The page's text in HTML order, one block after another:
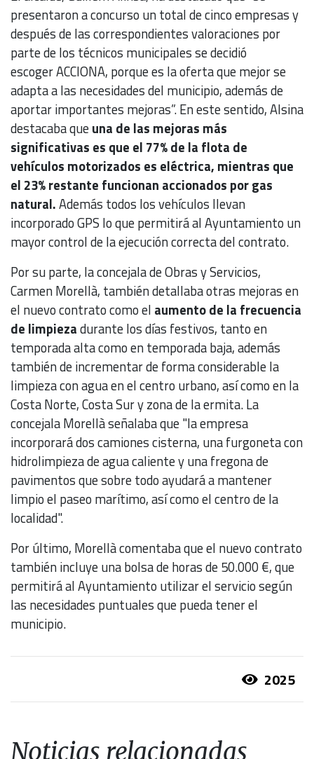
presentaron a concurso un total de cinco empresas y
después de las correspondientes valoraciones por
parte de los técnicos municipales se decidió
escoger ACCIONA, porque es la oferta que mejor se
adapta a las necesidades del municipio, además de
aportar importantes mejoras”. En este sentido, Alsina
destacaba queuna de las mejoras más
significativas es que el 77% de la flota de
vehículos motorizados es eléctrica, mientras que
el 23% restante funcionan accionados por gas
natural.Además todos los vehículos llevan
incorporado GPS lo que permitirá al Ayuntamiento un
mayor control de la ejecución correcta del contrato.
Por su parte, la concejala de Obras y Servicios,
Carmen Morellà, también detallaba otras mejoras en
el nuevo contrato como el aumento de la frecuencia
de limpiezadurante los días festivos, tanto en
temporada alta como en temporada baja, además
también de incrementar de forma considerable la
limpieza con agua en el centro urbano, así como en la
Costa Norte, Costa Sur y zona de la ermita. La
concejala Morellà señalaba que "la empresa
incorporará dos camiones cisterna, una furgoneta con
hidrolimpieza de agua caliente y una fregona de
pavimentos que sobre todo ayudará a mantener
limpio el paseo marítimo, así como el centro de la
localidad".
Por último, Morellà comentaba que el nuevo contrato
también incluye una bolsa de horas de 50.000 €, que
permitirá al Ayuntamiento utilizar el servicio según
las necesidades puntuales que pueda tener el
municipio.
2025
Noticias relacionadas